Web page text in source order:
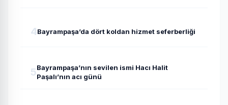
4Bayrampaşa’da dört koldan hizmet seferberliği
5Bayrampaşa’nın sevilen ismi Hacı Halit
Paşalı’nın acı günü